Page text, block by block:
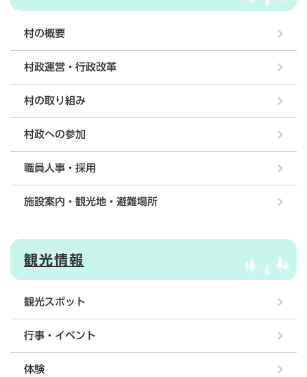
村の概要
村政運営・行政改革
村の取り組み
村政への参加
職員人事・採用
施設案内・観光地・避難場所
観光情報
観光スポット
行事・イベント
体験